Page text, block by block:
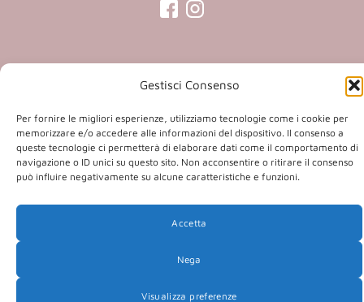
Gestisci Consenso
Per fornire le migliori esperienze, utilizziamo tecnologie come i cookie per
memorizzare e/o accedere alle informazioni del dispositivo. Il consenso a
queste tecnologie ci permetterà di elaborare dati come il comportamento di
navigazione o ID unici su questo sito. Non acconsentire o ritirare il consenso
può influire negativamente su alcune caratteristiche e funzioni.
Accetta
Nega
Visualizza preferenze
new
tab)
new
tab)
Copyright 2026 © Co.Ca.Ma. Srl | powered by
in
a
new